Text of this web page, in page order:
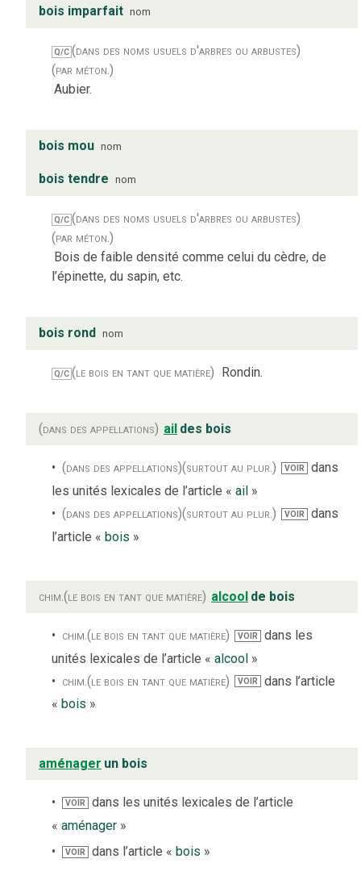
bois imparfait nom
Q/C (dans des noms usuels d'arbres ou arbustes)
(par méton.)
Aubier.
bois mou nom
bois tendre nom
Q/C (dans des noms usuels d'arbres ou arbustes)
(par méton.)
Bois de faible densité comme celui du cèdre, de
l’épinette, du sapin, etc.
bois rond nom
Q/C (le bois en tant que matière) Rondin.
(dans des appellations) ail des bois
(dans des appellations)(surtout au plur.) VOIR
dans
les unités lexicales de l’article « ail »
(dans des appellations)(surtout au plur.) VOIR
dans
l’article « bois »
chim.(le bois en tant que matière) alcool de bois
chim.(le bois en tant que matière) VOIR dans les
unités lexicales de l’article « alcool »
chim. (le bois en tant que matière) VOIR
dans l’article
« bois »
aménager un bois
VOIR
dans les unités lexicales de l’article
« aménager »
VOIR dans l’article « bois »